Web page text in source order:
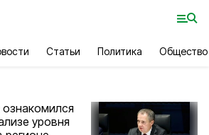
Статьи Политика Общество
уровня